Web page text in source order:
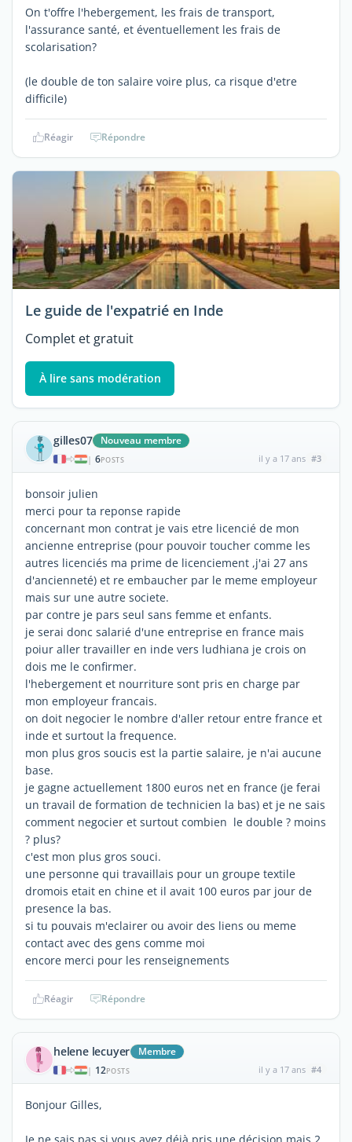
On t'offre l'hebergement, les frais de transport,
l'assurance santé, et éventuellement les frais de
scolarisation?
(le double de ton salaire voire plus, ca risque d'etre
difficile)
Réagir Répondre
Le guide de l'expatrié en Inde
Complet et gratuit
À lire sans modération
gilles07 Nouveau membre
| 6POSTS il y a 17 ans #3
bonsoir julien
merci pour ta reponse rapide
concernant mon contrat je vais etre licencié de mon
ancienne entreprise (pour pouvoir toucher comme les
autres licenciés ma prime de licenciement ,j'ai 27 ans
d'ancienneté) et re embaucher par le meme employeur
mais sur une autre societe.
par contre je pars seul sans femme et enfants.
je serai donc salarié d'une entreprise en france mais
poiur aller travailler en inde vers ludhiana je crois on
dois me le confirmer.
l'hebergement et nourriture sont pris en charge par
mon employeur francais.
on doit negocier le nombre d'aller retour entre france et
inde et surtout la frequence.
mon plus gros soucis est la partie salaire, je n'ai aucune
base.
je gagne actuellement 1800 euros net en france (je ferai
un travail de formation de technicien la bas) et je ne sais
comment negocier et surtout combien le double ? moins
? plus?
c'est mon plus gros souci.
une personne qui travaillais pour un groupe textile
dromois etait en chine et il avait 100 euros par jour de
presence la bas.
si tu pouvais m'eclairer ou avoir des liens ou meme
contact avec des gens comme moi
encore merci pour les renseignements
Réagir Répondre
helene lecuyer Membre
| 12POSTS il y a 17 ans #4
Bonjour Gilles,